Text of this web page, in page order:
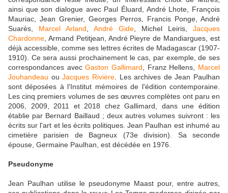
ainsi que son dialogue avec Paul Éluard, André Lhote, François
Mauriac, Jean Grenier, Georges Perros, Francis Ponge, André
Suarès, Marcel Arland, André Gide, Michel Leiris, Jacques
Chardonne, Armand Petitjean, André Pieyre de Mandiargues, est
déjà accessible, comme ses lettres écrites de Madagascar (1907-
1910). Ce sera aussi prochainement le cas, par exemple, de ses
correspondances avecGaston Gallimard, Franz Hellens, Marcel
Jouhandeau ouJacques Rivière. Les archives de Jean Paulhan
sont déposées à l'Institut mémoires de l'édition contemporaine.
Les cinq premiers volumes de ses œuvres complètes ont paru en
2006, 2009, 2011 et 2018 chez Gallimard, dans une édition
établie par Bernard Baillaud ; deux autres volumes suivront : les
écrits sur l'art et les écrits politiques. Jean Paulhan est inhumé au
cimetière parisien de Bagneux (73e division). Sa seconde
épouse, Germaine Paulhan, est décédée en 1976.
Pseudonyme
Jean Paulhan utilise le pseudonyme Maast pour, entre autres,